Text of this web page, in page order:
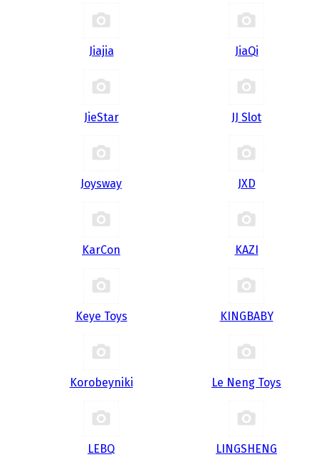
Jiajia JiaQi
JieStar JJ Slot
Joysway JXD
KarCon KAZI
Keye Toys KINGBABY
Korobeyniki Le Neng Toys
LEBQ LINGSHENG